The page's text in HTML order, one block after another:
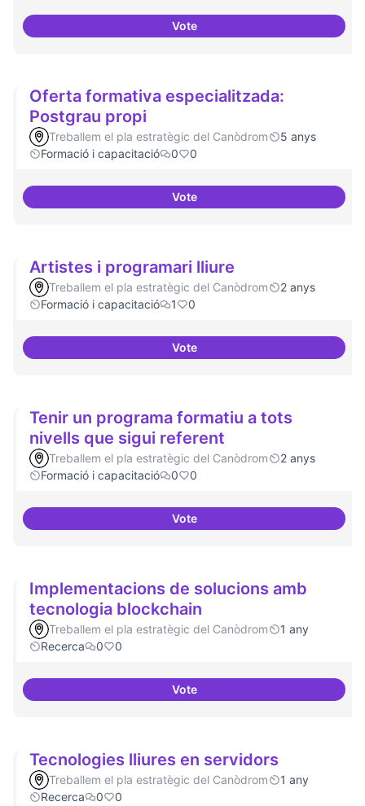
VoteCursos de podcast i twitch
Oferta formativa especialitzada:
Postgrau propi
Treballem el pla estratègic del Canòdrom
5 anys
Formació i capacitació
0 0
VoteOferta formativa
Artistes i programari lliure
Treballem el pla estratègic del Canòdrom
2 anys
Formació i capacitació
1 0
VoteArtistes i programari lliure
Tenir un programa formatiu a tots
nivells que sigui referent
Treballem el pla estratègic del Canòdrom
2 anys
Formació i capacitació
0 0
VoteTenir un programa formatiu a
Implementacions de solucions amb
tecnologia blockchain
Treballem el pla estratègic del Canòdrom
1 any
Recerca
0 0
VoteImplementacions de solucions
Tecnologies lliures en servidors
Treballem el pla estratègic del Canòdrom
1 any
Recerca
0 0